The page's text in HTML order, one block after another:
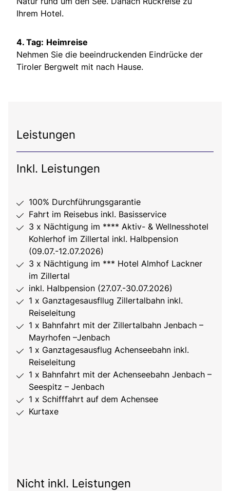
Ihrem Hotel.
4. Tag: Heimreise
Nehmen Sie die beeindruckenden Eindrücke der
Tiroler Bergwelt mit nach Hause.
Leistungen
Inkl. Leistungen
100% Durchführungsgarantie
Fahrt im Reisebus inkl. Basisservice
3 x Nächtigung im **** Aktiv- & Wellnesshotel
Kohlerhof im Zillertal inkl. Halbpension
(09.07.-12.07.2026)
3 x Nächtigung im *** Hotel Almhof Lackner
im Zillertal
inkl. Halbpension (27.07.-30.07.2026)
1 x Ganztagesausfllug Zillertalbahn inkl.
Reiseleitung
1 x Bahnfahrt mit der Zillertalbahn Jenbach –
Mayrhofen –Jenbach
1 x Ganztagesausflug Achenseebahn inkl.
Reiseleitung
1 x Bahnfahrt mit der Achenseebahn Jenbach –
Seespitz – Jenbach
1 x Schifffahrt auf dem Achensee
Kurtaxe
Nicht inkl. Leistungen